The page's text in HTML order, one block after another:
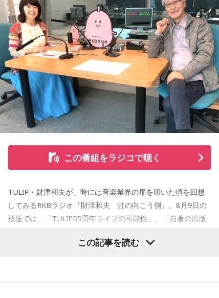
『Nostalgic More Story』では、山梨にまつわる風景や、大
切な人との思い出を紹介しています。
今回の放送では、夏の夜空をきっかけに、子どもの頃の純粋
な感動や、時間が経っても色あせない記憶が届けられまし
た。
放送で紹介されたStoryの続きをぜひradikoのタイムフリーで
お楽しみください。
から放送。放送後には、地上波本編で未公開の音源を含むデ
ィレクターズカット版のポッドキャスト配信も予定してい
る。
【小山宙哉プロフィール】
1978年生 京都府出身 京都市立銅駝美術工芸高等学校（現：
京都市立美術工芸高等学校）、大阪市立デザイン教育研究所
卒業。デザイン会社勤務を経て、「モーニング」に持ち込み
をした『ジジジイ』で第14回MANGA OPEN審査委員賞（わ
たせせいぞう賞）受賞。『劇団JET’S』で第15回MANGA
OPEN大賞受賞。2006年『ハルジャン』『ジジジイ-GGG-』
を連載。
2007年12月、初の週刊連載作品『宇宙兄弟』連載開始。同作
で2010年 第56回小学館漫画賞一般向け部門、2011年 第35回
講談社漫画賞一般部門、2014年 手塚治虫文化賞読者賞を受
賞。TVアニメ、実写映画等、多くのメディアミックスを果た
この番組をラジコで聴く
TULIP・財津和夫が、時には音楽業界の扉を叩いた頃を回想
してみるRKBラジオ『財津和夫 虹の向こう側』。8月9日の
放送では、「TULIP55周年ライブの可能性」、「自著の出版
た古今のトピックスが盛りだくさんです。
この記事を読む